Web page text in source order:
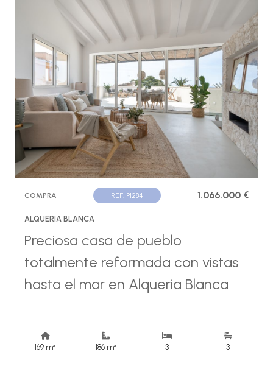
COMPRA REF. P1284 1.066.000 €
ALQUERIA BLANCA
Preciosa casa de pueblo
totalmente reformada con vistas
hasta el mar en Alqueria Blanca
169 m² 186 m² 3 3